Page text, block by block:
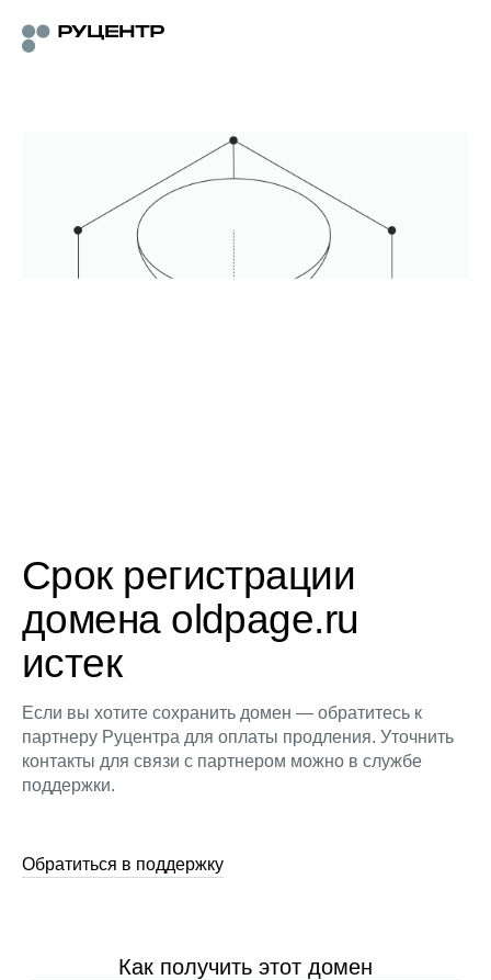
Срок регистрации
домена oldpage.ru
истек
Если вы хотите сохранить домен — обратитесь к
партнеру Руцентра для оплаты продления. Уточнить
контакты для связи с партнером можно в службе
поддержки.
Обратиться в поддержку
Как получить этот домен